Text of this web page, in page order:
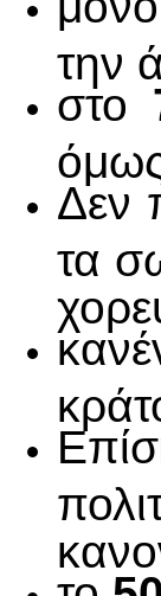
την
στο
Δεν
τα